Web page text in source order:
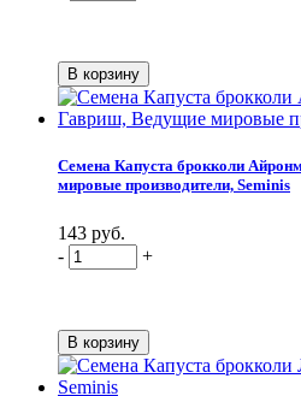
Семена Капуста брокколи
мировые производители, Seminis
143 руб.
-
+